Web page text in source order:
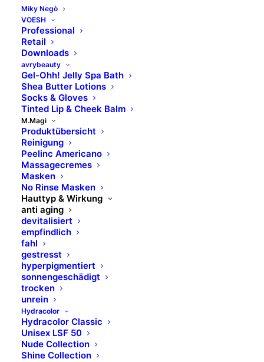
Miky Negò
VOESH
Professional
Retail
Downloads
avrybeauty
Gel-Ohh! Jelly Spa Bath
Shea Butter Lotions
Socks & Gloves
Tinted Lip & Cheek Balm
M.Magi
Produktübersicht
Reinigung
Peelinc Americano
Massagecremes
Masken
No Rinse Masken
Hauttyp & Wirkung
anti aging
devitalisiert
empfindlich
fahl
gestresst
hyperpigmentiert
sonnengeschädigt
trocken
unrein
Hydracolor
Hydracolor Classic
Unisex LSF 50
Nude Collection
Shine Collection
für die trockene, empfindliche und normale Haut
tonifiziert die Haut, ohne das Hautgleichgewicht zu
verändern
PEELING
Peeling Americano - Normal Type & Strong Type